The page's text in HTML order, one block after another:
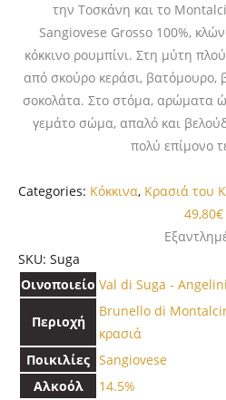
την Τοσκάνη και το
Sangiovese Grosso 100%,
κόκκινο ρουμπίνι. Στη μύτη
από σκούρο κεράσι, βατόμουρο,
σοκολάτα. Στο στόμα, αρώματα
γεμάτο σώμα, απαλό και
πολύ επίμονο
Categories: Κόκκινα, Κρασιά του
49,80€
SKU: Suga
Οινοποιείο Val di Suga - Angelini
Περιοχή
Brunello di
κρασιά
Ποικιλίες Sangiovese
Αλκοόλ
14.5%